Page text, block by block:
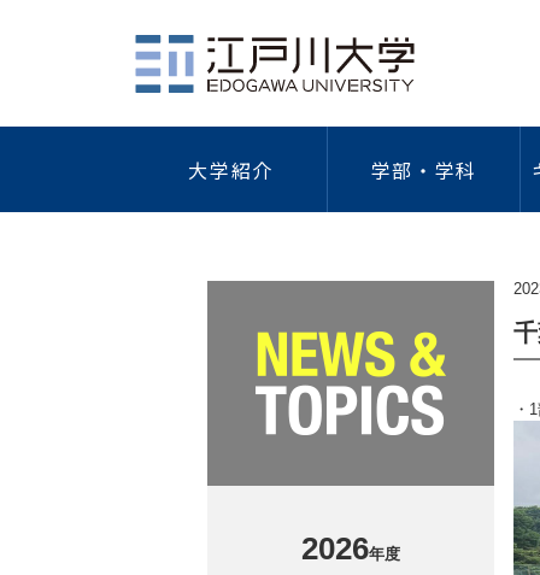
大学紹介
建学の精神/教育理念
歴代理事長・学長
学長・副学長
江戸川大学の歴史
情報セ
プライ
学術研
｢人を
ついて
ガイド
防災へ
耐震化率
学部・学科
現代社会学科
本学独自の奨学金
日本学生支援機構奨学金
高等教育修学支援新制度
キャリアデザイン講座
インターンシップ
研究者
学術リポ
研究デ
学外研
公的研
に関す
海外研修・留学 外
2026年度
・